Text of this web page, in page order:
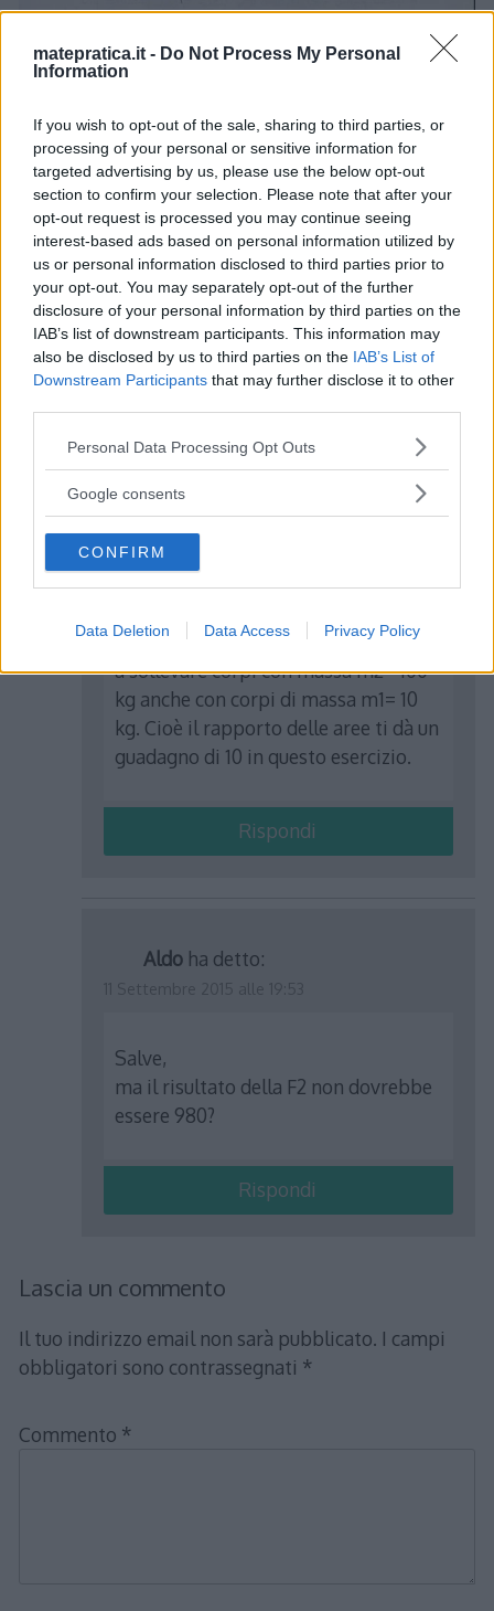
matepratica.it - Do Not Process My Personal
Information
If you wish to opt-out of the sale, sharing to third parties, or
processing of your personal or sensitive information for
targeted advertising by us, please use the below opt-out
section to confirm your selection. Please note that after your
opt-out request is processed you may continue seeing
interest-based ads based on personal information utilized by
us or personal information disclosed to third parties prior to
your opt-out. You may separately opt-out of the further
disclosure of your personal information by third parties on the
IAB’s list of downstream participants. This information may
also be disclosed by us to third parties on the IAB’s List of
Downstream Participants that may further disclose it to other
Please note that this website/app uses one or more Google
not limited to your visit or usage behaviour. You may click to
use your data for below specified purposes in below Google
consent section.
Personal Data Processing Opt Outs
Google consents
CONFIRM
Data Deletion Data Access Privacy Policy
2 thoughts on “Fisica –
Fluidostatica – Torchio
idraulico”
rebecca
4 Aprile 2016 alle 19:01
Il risultato che non ho sviluppato è
9.8 l’idea che volevo dare è che riesci
a sollevare corpi con massa m2= 100
kg anche con corpi di massa m1= 10
kg. Cioè il rapporto delle aree ti dà un
guadagno di 10 in questo esercizio.
Rispondi
Aldo ha detto:
Salve,
ma il risultato della F2 non dovrebbe
essere 980?
Rispondi
Lascia un commento
Il tuo indirizzo email non sarà pubblicato. I campi
obbligatori sono contrassegnati *
Commento *